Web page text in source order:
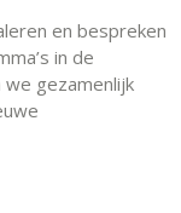
en bespreken
in de
gezamenlijk